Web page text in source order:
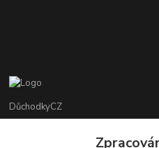
DůchodkyCZ